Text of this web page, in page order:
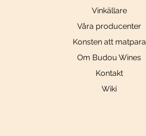
Vinkällare
Våra producenter
Konsten att matpara
Om Budou Wines
Kontakt
Wiki